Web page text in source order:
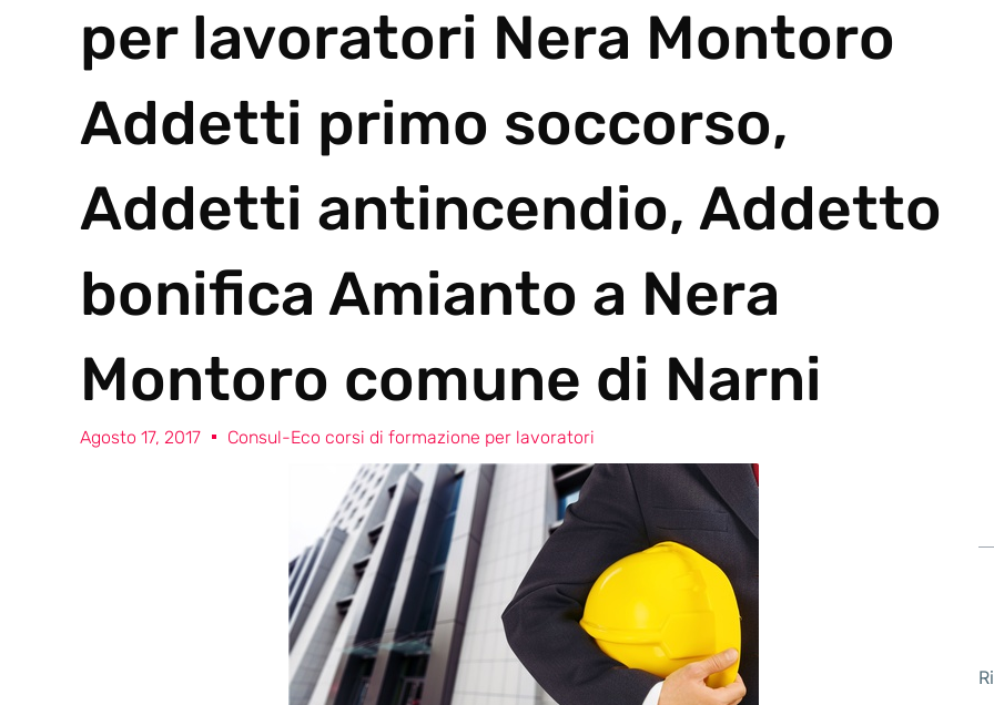
per lavoratori Nera Montoro
Addetti primo soccorso,
Addetti antincendio, Addetto
bonifica Amianto a Nera
Montoro comune di Narni
Agosto 17, 2017 Consul-Eco corsi di formazione per lavoratori